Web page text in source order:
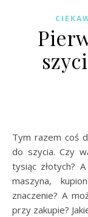
Tym razem coś dla osób, które myślą o zakupie maszyny
do szycia. Czy
tysiąc złotych?
maszyna,
znaczenie? A
przy zakupie?